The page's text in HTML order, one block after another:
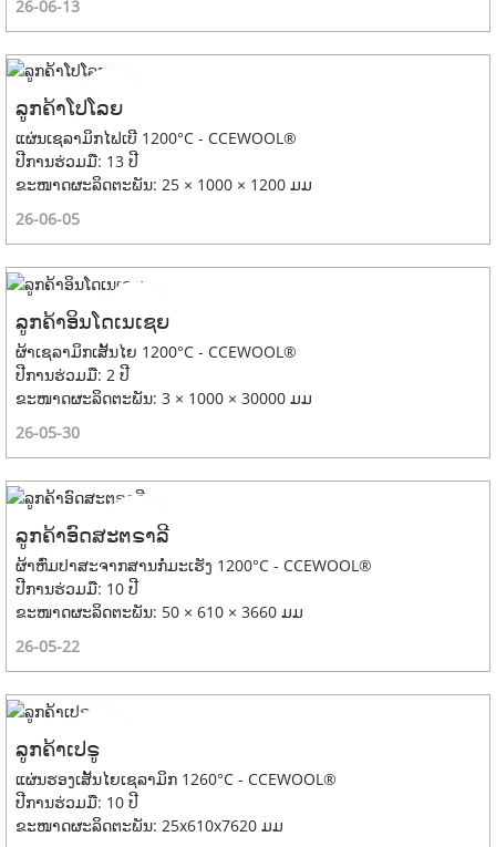
26-06-13
ລູກຄ້າໂປໂລຍ
ແຜ່ນເຊລາມິກໄຟເບີ 1200°C - CCEWOOL®
ປີການຮ່ວມມື: 13 ປີ
ຂະໜາດຜະລິດຕະພັນ: 25 × 1000 × 1200 ມມ
26-06-05
ລູກຄ້າອິນໂດເນເຊຍ
ຜ້າເຊລາມິກເສັ້ນໄຍ 1200°C - CCEWOOL®
ປີການຮ່ວມມື: 2 ປີ
ຂະໜາດຜະລິດຕະພັນ: 3 × 1000 × 30000 ມມ
26-05-30
ລູກຄ້າອົດສະຕຣາລີ
ຜ້າຫົ່ມປາສະຈາກສານກໍ່ມະເຮັງ 1200°C - CCEWOOL®
ປີການຮ່ວມມື: 10 ປີ
ຂະໜາດຜະລິດຕະພັນ: 50 × 610 × 3660 ມມ
26-05-22
ລູກຄ້າເປຣູ
ແຜ່ນຮອງເສັ້ນໄຍເຊລາມິກ 1260°C - CCEWOOL®
ປີການຮ່ວມມື: 10 ປີ
ຂະໜາດຜະລິດຕະພັນ: 25x610x7620 ມມ